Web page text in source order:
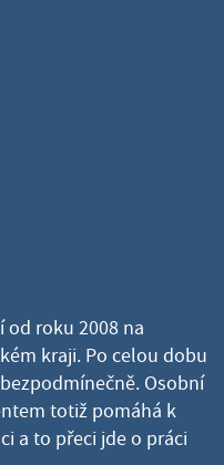
roku 2008 na
kraji. Po celou dobu
bezpodmínečně. Osobní
totiž pomáhá k
a to přeci jde o práci